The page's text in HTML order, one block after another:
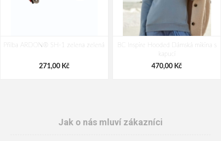
Přilba ARDON® SH-1 zelena zelená
271,00 Kč
BC Inspire Hooded Dámská mikina s
kapucí
470,00 Kč
Jak o nás mluví zákazníci